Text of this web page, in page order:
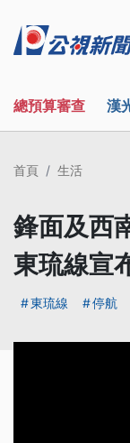
總預算審查 漢
首頁 生活
鋒面及西
東琉線宣
東琉線 停航